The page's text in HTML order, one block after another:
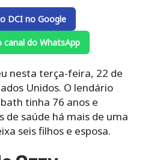
DCI no Google
canal do WhatsApp
nesta terça-feira, 22 de
Unidos. O lendário
tinha 76 anos e
saúde há mais de uma
seis filhos e esposa.